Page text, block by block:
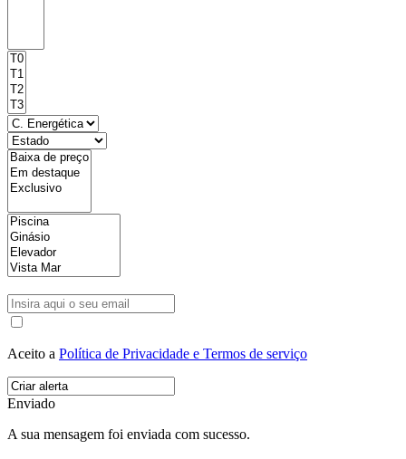
Aceito a Política de Privacidade e Termos de serviço
Enviado
A sua mensagem foi enviada com sucesso.